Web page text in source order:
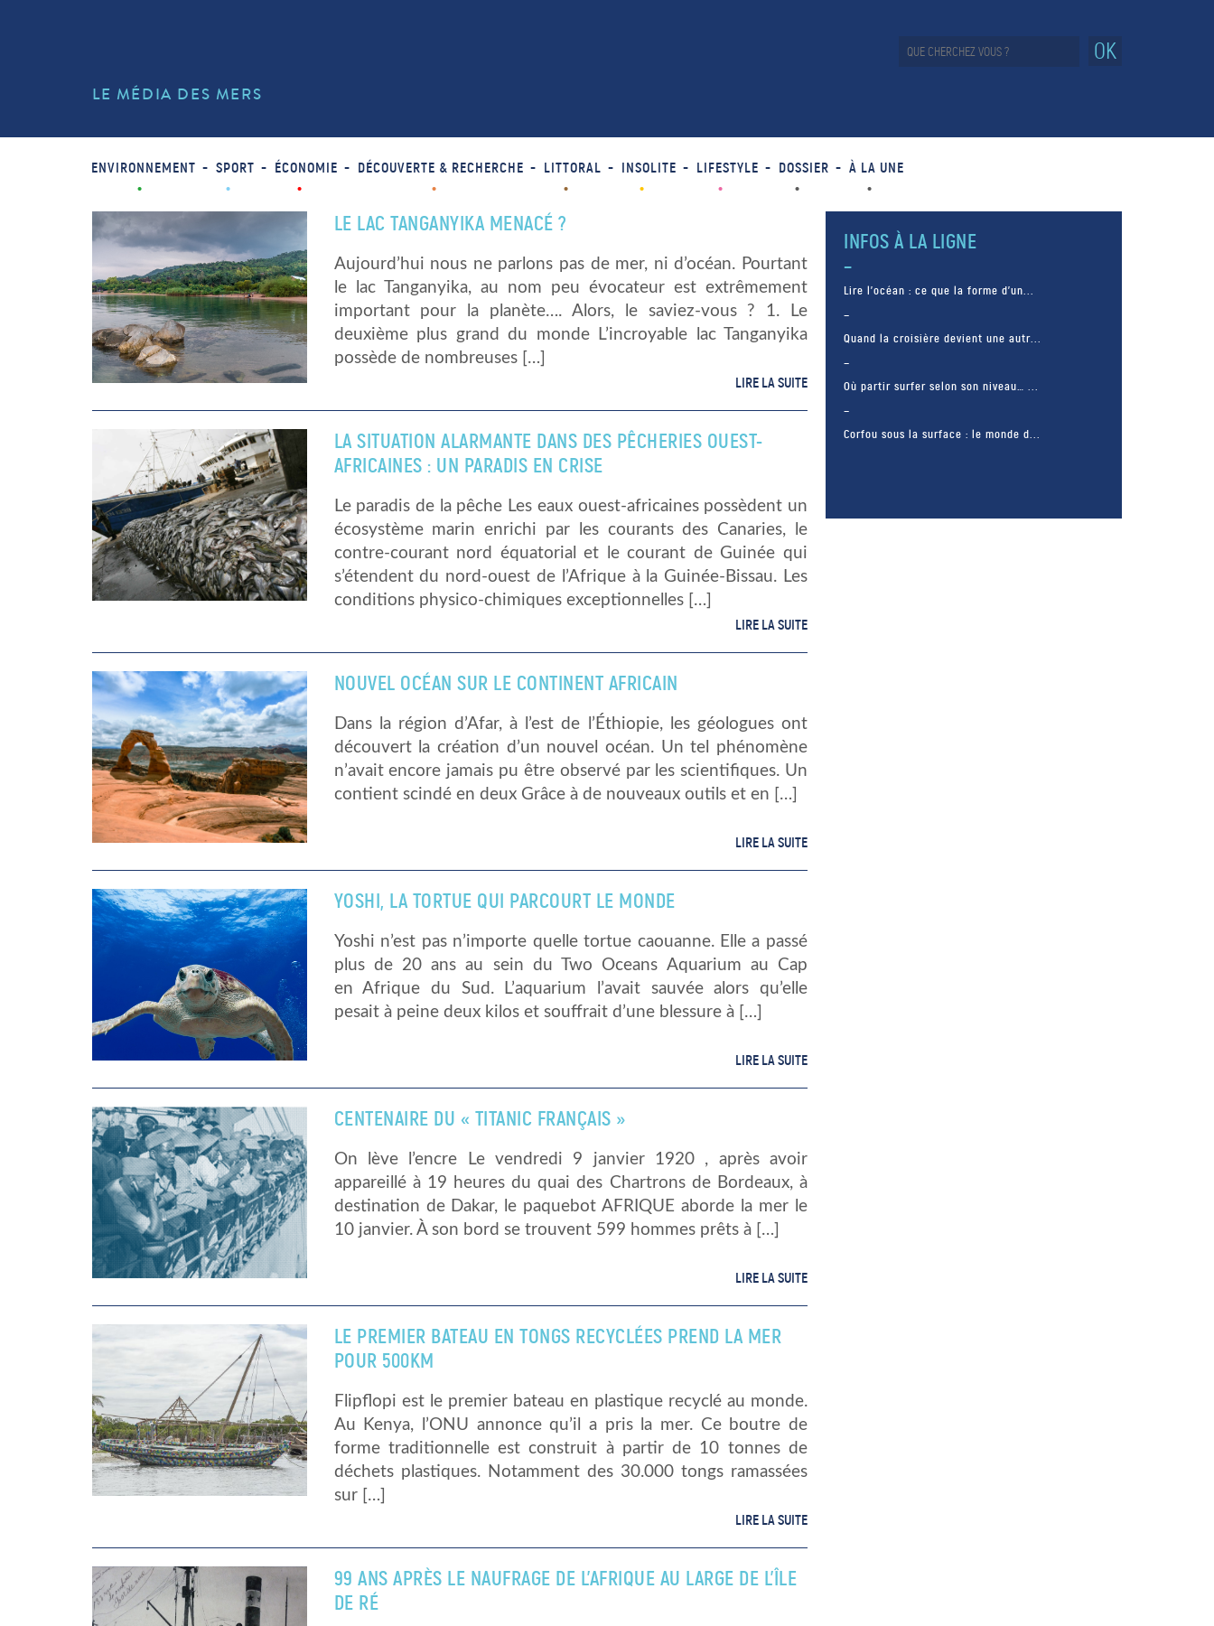
LE MÉDIA DES MERS
OK
ENVIRONNEMENT SPORT ÉCONOMIE DÉCOUVERTE & RECHERCHE LITTORAL INSOLITE LIFESTYLE DOSSIER À LA UNE
LE LAC TANGANYIKA MENACÉ ?
Aujourd’hui nous ne parlons pas de mer, ni d’océan. Pourtant
le lac Tanganyika, au nom peu évocateur est extrêmement
important pour la planète…. Alors, le saviez-vous ? 1. Le
deuxième plus grand du monde L’incroyable lac Tanganyika
possède de nombreuses […]
LIRE LA SUITE
LA SITUATION ALARMANTE DANS DES PÊCHERIES OUEST-
AFRICAINES : UN PARADIS EN CRISE
Le paradis de la pêche Les eaux ouest-africaines possèdent un
écosystème marin enrichi par les courants des Canaries, le
contre-courant nord équatorial et le courant de Guinée qui
s’étendent du nord-ouest de l’Afrique à la Guinée-Bissau. Les
conditions physico-chimiques exceptionnelles […]
LIRE LA SUITE
NOUVEL OCÉAN SUR LE CONTINENT AFRICAIN
Dans la région d’Afar, à l’est de l’Éthiopie, les géologues ont
découvert la création d’un nouvel océan. Un tel phénomène
n’avait encore jamais pu être observé par les scientifiques. Un
contient scindé en deux Grâce à de nouveaux outils et en […]
LIRE LA SUITE
YOSHI, LA TORTUE QUI PARCOURT LE MONDE
Yoshi n’est pas n’importe quelle tortue caouanne. Elle a passé
plus de 20 ans au sein du Two Oceans Aquarium au Cap
en Afrique du Sud. L’aquarium l’avait sauvée alors qu’elle
pesait à peine deux kilos et souffrait d’une blessure à […]
LIRE LA SUITE
CENTENAIRE DU « TITANIC FRANÇAIS »
On lève l’encre Le vendredi 9 janvier 1920 , après avoir
appareillé à 19 heures du quai des Chartrons de Bordeaux, à
destination de Dakar, le paquebot AFRIQUE aborde la mer le
10 janvier. À son bord se trouvent 599 hommes prêts à […]
LIRE LA SUITE
LE PREMIER BATEAU EN TONGS RECYCLÉES PREND LA MER
POUR 500KM
Flipflopi est le premier bateau en plastique recyclé au monde.
Au Kenya, l’ONU annonce qu’il a pris la mer. Ce boutre de
forme traditionnelle est construit à partir de 10 tonnes de
déchets plastiques. Notamment des 30.000 tongs ramassées
sur […]
LIRE LA SUITE
99 ANS APRÈS LE NAUFRAGE DE L’AFRIQUE AU LARGE DE L’ÎLE
DE RÉ
INFOS À LA LIGNE
Lire l’océan : ce que la forme d’un...
Quand la croisière devient une autr...
Où partir surfer selon son niveau… ...
Corfou sous la surface : le monde d...